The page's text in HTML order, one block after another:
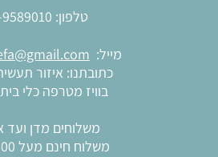
טלפון:
מייל:
כתובתנו: איזור
בוויז מטרפה כלי
משלוחים מדן ועד
משלוח חינם מעל 300 ש"ח